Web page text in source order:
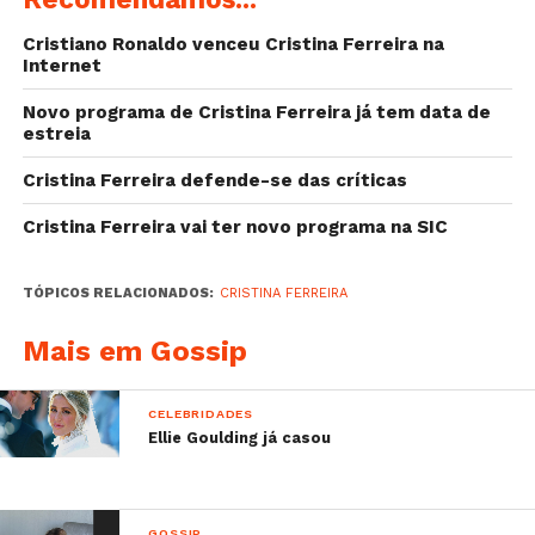
Pereira no seu dia de aniversário
–As primeiras imagens do filme sobre Harry e
Meghan Markle
–Adrien Silva e Margarida Neuparth foram
pais de uma menina
–Rita Ferro Rodrigues termina o contrato com a
SIC
Cristiano Ronaldo venceu Cristina Ferreira na
Internet
Novo programa de Cristina Ferreira já tem data de
estreia
Cristina Ferreira defende-se das críticas
Cristina Ferreira vai ter novo programa na SIC
TÓPICOS RELACIONADOS: CRISTINA FERREIRA
Mais em Gossip
CELEBRIDADES
Ellie Goulding já casou